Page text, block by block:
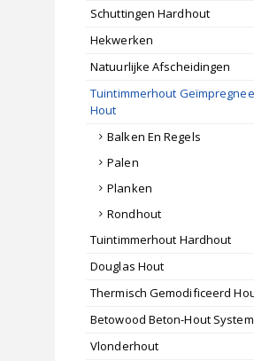
Schuttingen Hardhout
Hekwerken
Natuurlijke Afscheidingen
Tuintimmerhout
Hout
Balken En Regels
Palen
Planken
Rondhout
Tuintimmerhout Hardhout
Douglas Hout
Thermisch Gemodificeerd
Betowood Beton-Hout
Vlonderhout